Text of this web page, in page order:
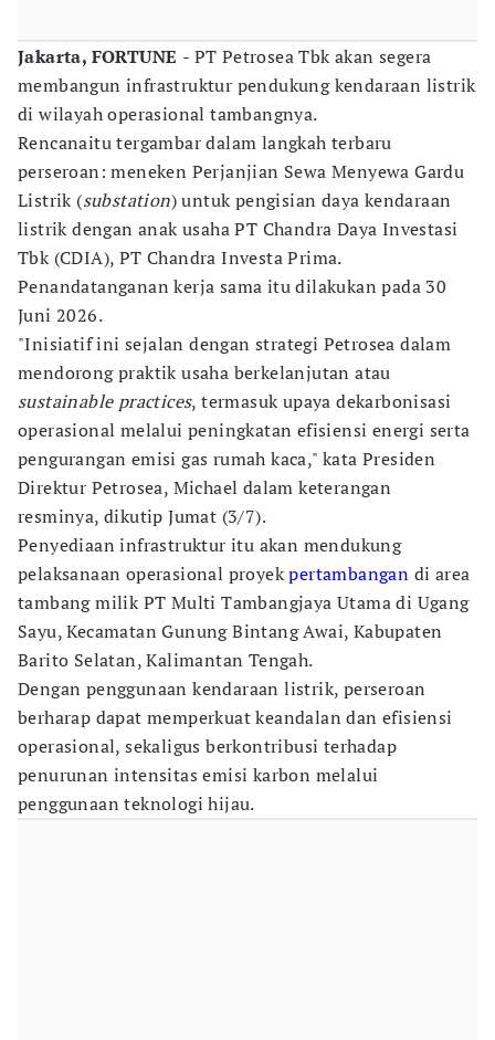
Jakarta, FORTUNE - PT Petrosea Tbk akan segera
membangun infrastruktur pendukung kendaraan listrik
di wilayah operasional tambangnya.
Rencanaitu tergambar dalam langkah terbaru
perseroan: meneken Perjanjian Sewa Menyewa Gardu
Listrik (substation) untuk pengisian daya kendaraan
listrik dengan anak usaha PT Chandra Daya Investasi
Tbk (CDIA), PT Chandra Investa Prima.
Penandatanganan kerja sama itu dilakukan pada 30
Juni 2026.
"Inisiatif ini sejalan dengan strategi Petrosea dalam
mendorong praktik usaha berkelanjutan atau
sustainable practices, termasuk upaya dekarbonisasi
operasional melalui peningkatan efisiensi energi serta
pengurangan emisi gas rumah kaca," kata Presiden
Direktur Petrosea, Michael dalam keterangan
resminya, dikutip Jumat (3/7).
Penyediaan infrastruktur itu akan mendukung
pelaksanaan operasional proyekpertambangan di area
tambang milik PT Multi Tambangjaya Utama di Ugang
Sayu, Kecamatan Gunung Bintang Awai, Kabupaten
Barito Selatan, Kalimantan Tengah.
Dengan penggunaan kendaraan listrik, perseroan
berharap dapat memperkuat keandalan dan efisiensi
operasional, sekaligus berkontribusi terhadap
penurunan intensitas emisi karbon melalui
penggunaan teknologi hijau.